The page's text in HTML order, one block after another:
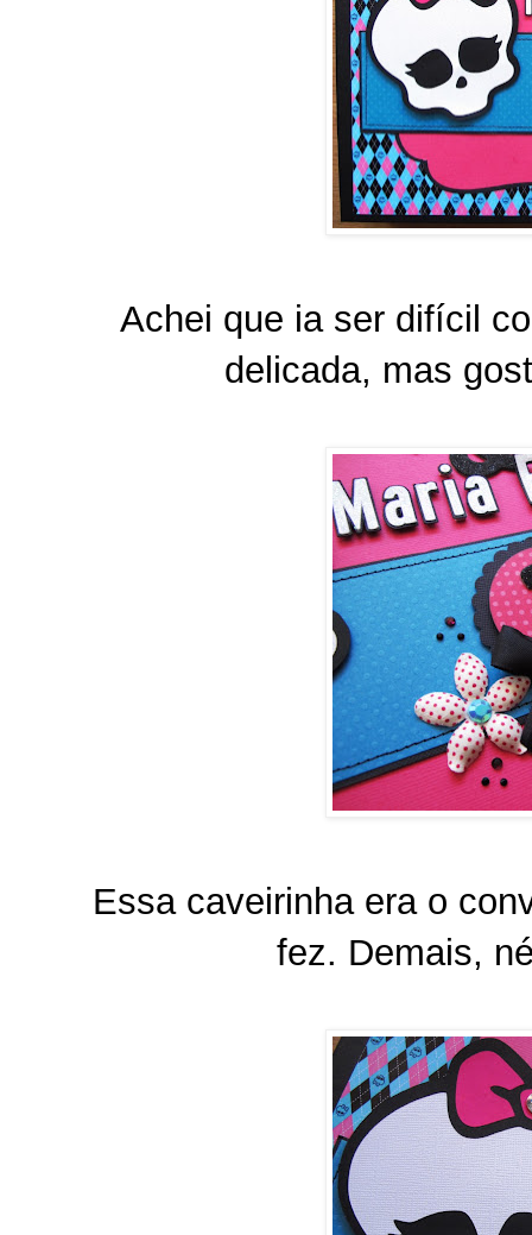
Achei que ia ser difícil
delicada, mas
Essa caveirinha era o
fez. Demais,